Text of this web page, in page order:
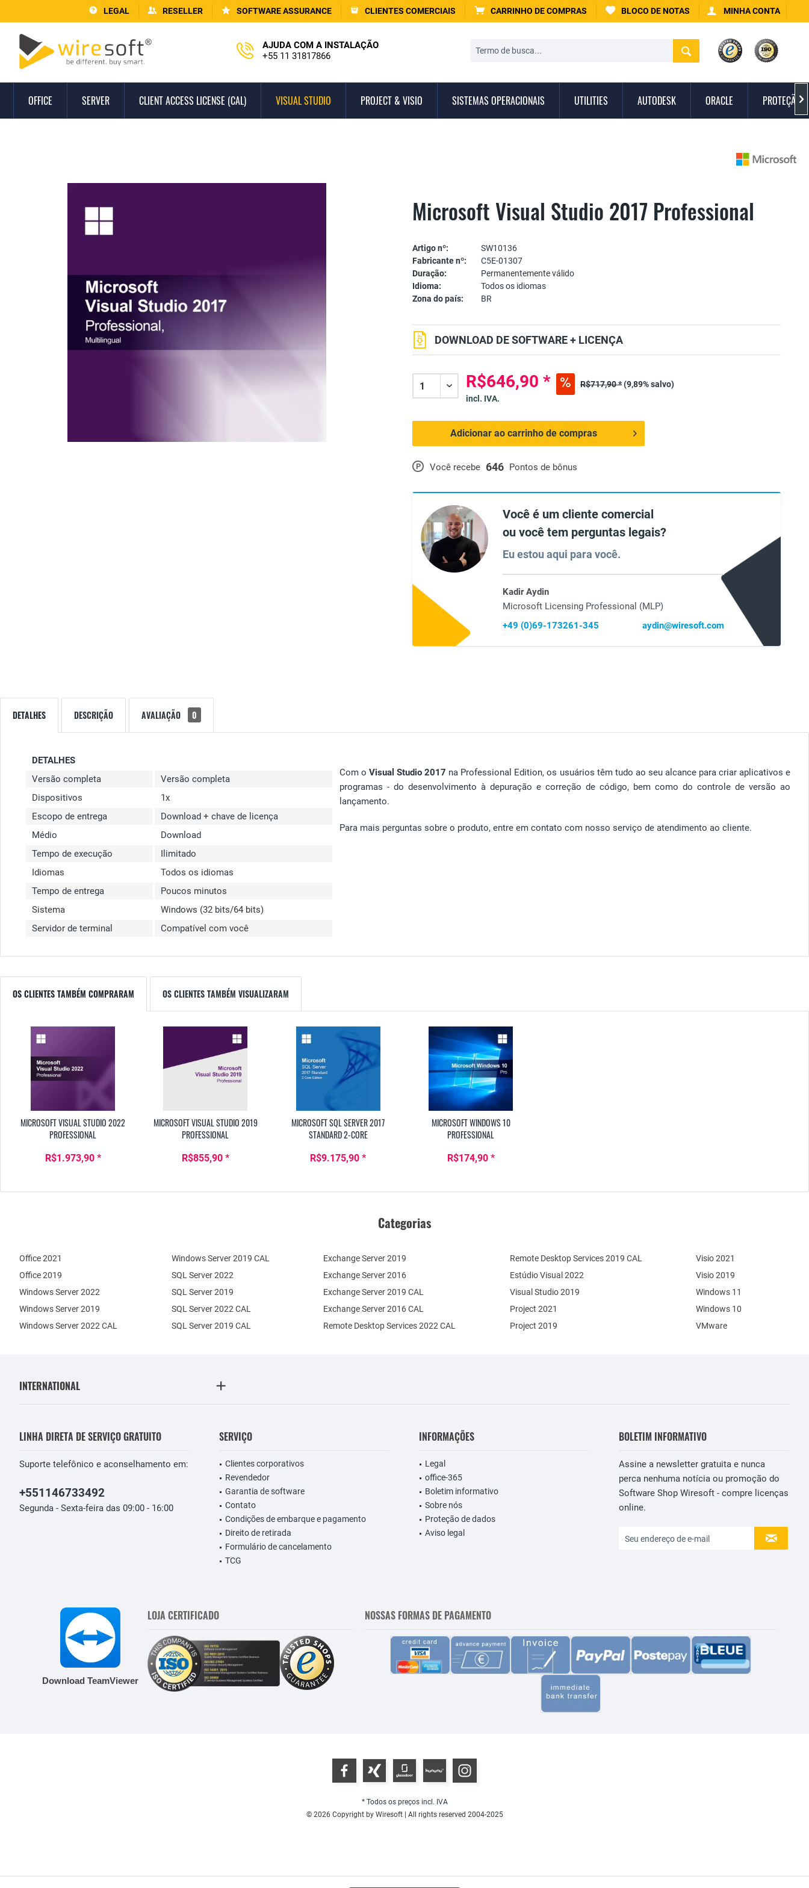
LEGAL RESELLER SOFTWARE ASSURANCE CLIENTES COMERCIAIS CARRINHO DE COMPRAS BLOCO DE NOTAS MINHA CONTA
AJUDA COM A INSTALAÇÃO
+55 11 31817866
OFFICE SERVER CLIENT ACCESS LICENSE (CAL) VISUAL STUDIO PROJECT & VISIO SISTEMAS OPERACIONAIS UTILITIES AUTODESK ORACLE PROTEÇÃO
Microsoft Visual Studio 2017 Professional
Artigo nº:
SW10136
Fabricante nº:
C5E-01307
Duração:
Permanentemente válido
Idioma:
Todos os idiomas
Zona do país:
BR
P Você recebe 646 Pontos de bônus
DOWNLOAD DE SOFTWARE + LICENÇA
R$646,90 * R$717,90 *(9,89% salvo)
incl. IVA.
Adicionar ao carrinho de compras
Você é um cliente comercial
ou você tem perguntas legais?
Eu estou aqui para você.
Kadir Aydin
Microsoft Licensing Professional (MLP)
+49 (0)69-173261-345
aydin@wiresoft.com
DETALHES DESCRIÇÃO AVALIAÇÃO 0
DETALHES
Versão completa
Versão completa
Dispositivos
1x
Escopo de entrega
Download + chave de licença
Médio
Download
Tempo de execução
Ilimitado
Idiomas
Todos os idiomas
Tempo de entrega
Poucos minutos
Sistema
Windows (32 bits/64 bits)
Servidor de terminal
Compatível com você
Com oVisual Studio 2017 na Professional Edition, os usuários têm tudo ao seu alcance para criar aplicativos e
programas - do desenvolvimento à depuração e correção de código, bem como do controle de versão ao
lançamento.
Para mais perguntas sobre o produto, entre em contato com nosso serviço de atendimento ao cliente.
OS CLIENTES TAMBÉM COMPRARAM OS CLIENTES TAMBÉM VISUALIZARAM
MICROSOFT VISUAL STUDIO 2022
PROFESSIONAL
R$1.973,90 *
MICROSOFT VISUAL STUDIO 2019
PROFESSIONAL
R$855,90 *
MICROSOFT SQL SERVER 2017
STANDARD 2-CORE
R$9.175,90 *
MICROSOFT WINDOWS 10
PROFESSIONAL
R$174,90 *
Categorias
Office 2021
Office 2019
Windows Server 2022
Windows Server 2019
Exchange Server 2019
Exchange Server 2016
SQL Server 2022
SQL Server 2019
Windows Server 2022 CAL
Windows Server 2019 CAL
SQL Server 2022 CAL
SQL Server 2019 CAL
Remote Desktop Services 2022 CAL
Remote Desktop Services 2019 CAL
Exchange Server 2019 CAL
Exchange Server 2016 CAL
Estúdio Visual 2022
Visual Studio 2019
Project 2021
Project 2019
Visio 2021
Visio 2019
Windows 11
Windows 10
VMware
INTERNATIONAL
LINHA DIRETA DE SERVIÇO GRATUITO
Suporte telefônico e aconselhamento em:
+551146733492
Segunda - Sexta-feira das 09:00 - 16:00
SERVIÇO
Clientes corporativos
Revendedor
Garantia de software
Contato
Condições de embarque e pagamento
Direito de retirada
Formulário de cancelamento
TCG
INFORMAÇÕES
Legal
office-365
Boletim informativo
Sobre nós
Proteção de dados
Aviso legal
BOLETIM INFORMATIVO
Assine a newsletter gratuita e nunca
perca nenhuma notícia ou promoção do
Software Shop Wiresoft - compre licenças
online.
Download TeamViewer
LOJA CERTIFICADO NOSSAS FORMAS DE PAGAMENTO
* Todos os preços incl. IVA
© 2026 Copyright by Wiresoft | All rights reserved 2004-2025